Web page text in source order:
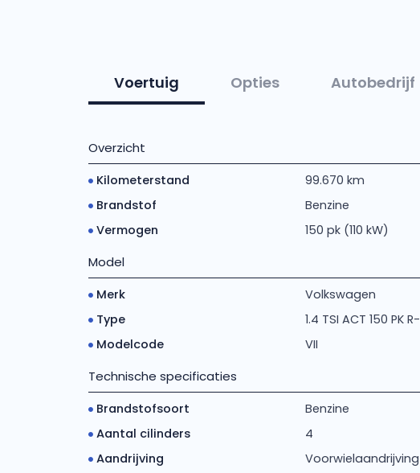
Voertuig Opties Autobedrijf
Overzicht
Kilometerstand 99.670 km
Brandstof
Benzine
Vermogen
150 pk (110 kW)
Model
Merk Volkswagen
Type
1.4 TSI ACT 150 PK
Modelcode
VII
Technische specificaties
Brandstofsoort Benzine
Aantal cilinders
4
Aandrijving
Voorwielaandrijving